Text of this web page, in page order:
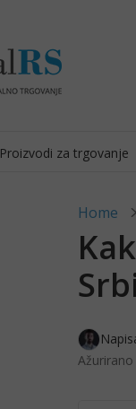
Proizvodi za trgovanje
Home
Ažurirano